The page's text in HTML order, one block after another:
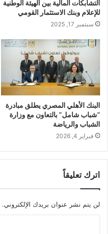
التشابكات المالية بين الهيئة الوطنية
للإعلام وبنك الاستثمار القومي
سبتمبر 17, 2025
البنك الأهلي المصري يطلق مبادرة
“شباب شامل” بالتعاون مع وزارة
الشباب والرياضة
فبراير 4, 2026
اترك تعليقاً
لن يتم نشر عنوان بريدك الإلكتروني.